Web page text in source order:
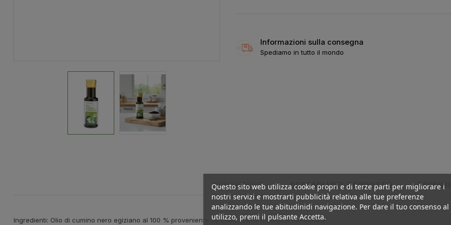
Informazioni sulla consegna
Spediamo in tutto il mondo
DESCRIZIONE DETTAGLI DEL PRODOTTO
Ingredienti: Olio di cumino nero egiziano al 100 % proveniente da coltivazione biologica controllata.
Questo sito web utilizza cookie propri e di terze parti per migliorare i
nostri servizi e mostrarti pubblicità relativa alle tue preferenze
analizzando le tue abitudinidi navigazione. Per dare il tuo consenso al
utilizzo, premi il pulsante Accetta.